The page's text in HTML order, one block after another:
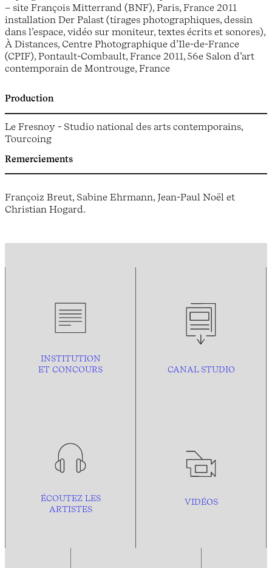
– site François Mitterrand (BNF), Paris, France 2011
installation Der Palast (tirages photographiques, dessin
dans l’espace, vidéo sur moniteur, textes écrits et sonores),
À Distances, Centre Photographique d’Ile-de-France
(CPIF), Pontault-Combault, France 2011, 56e Salon d’art
contemporain de Montrouge, France
Production
Le Fresnoy - Studio national des arts contemporains,
Tourcoing
Remerciements
Françoiz Breut, Sabine Ehrmann, Jean-Paul Noël et
Christian Hogard.
INSTITUTION
ET CONCOURS
CANAL STUDIO
ÉCOUTEZ LES
ARTISTES
VIDÉOS